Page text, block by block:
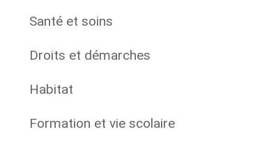
Santé et soins
Droits et démarches
Habitat
Formation et vie scolaire